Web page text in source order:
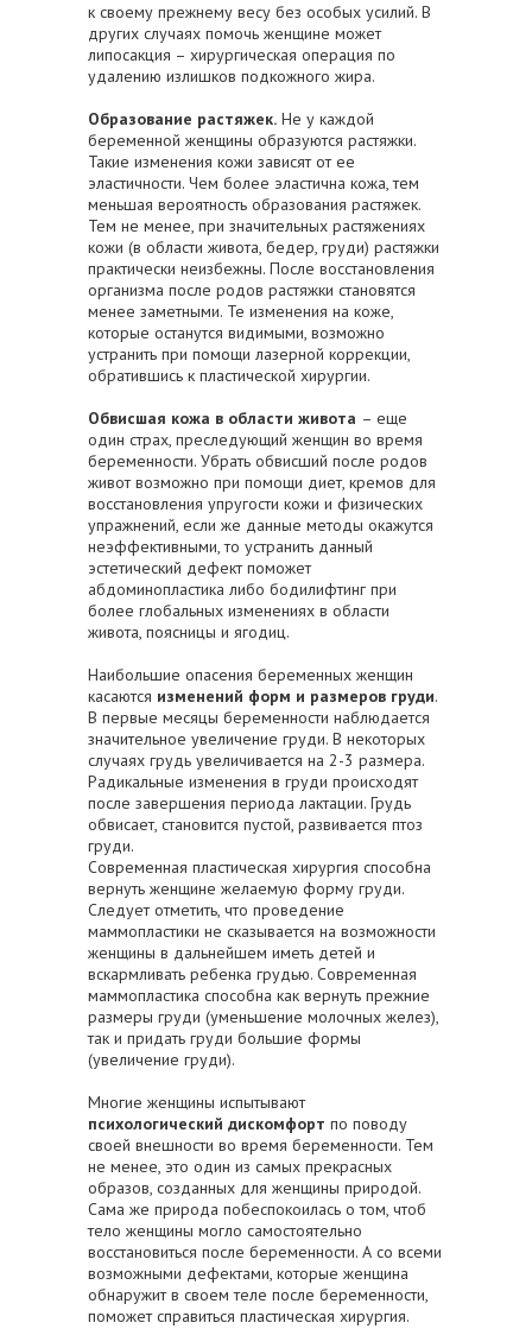
к своему прежнему весу без особых усилий. В
других случаях помочь женщине может
липосакция – хирургическая операция по
удалению излишков подкожного жира.
Образование растяжек. Не у каждой
беременной женщины образуются растяжки.
Такие изменения кожи зависят от ее
эластичности. Чем более эластична кожа, тем
меньшая вероятность образования растяжек.
Тем не менее, при значительных растяжениях
кожи (в области живота, бедер, груди) растяжки
практически неизбежны. После восстановления
организма после родов растяжки становятся
менее заметными. Те изменения на коже,
которые останутся видимыми, возможно
устранить при помощи лазерной коррекции,
обратившись к пластической хирургии.
Обвисшая кожа в области живота – еще
один страх, преследующий женщин во время
беременности. Убрать обвисший после родов
живот возможно при помощи диет, кремов для
восстановления упругости кожи и физических
упражнений, если же данные методы окажутся
неэффективными, то устранить данный
эстетический дефект поможет
абдоминопластика либо бодилифтинг при
более глобальных изменениях в области
живота, поясницы и ягодиц.
Наибольшие опасения беременных женщин
касаются изменений форм и размеров груди.
В первые месяцы беременности наблюдается
значительное увеличение груди. В некоторых
случаях грудь увеличивается на 2-3 размера.
Радикальные изменения в груди происходят
после завершения периода лактации. Грудь
обвисает, становится пустой, развивается птоз
груди.
Современная пластическая хирургия способна
вернуть женщине желаемую форму груди.
Следует отметить, что проведение
маммопластики не сказывается на возможности
женщины в дальнейшем иметь детей и
вскармливать ребенка грудью. Современная
маммопластика способна как вернуть прежние
размеры груди (уменьшение молочных желез),
так и придать груди большие формы
(увеличение груди).
Многие женщины испытывают
психологический дискомфорт по поводу
своей внешности во время беременности. Тем
не менее, это один из самых прекрасных
образов, созданных для женщины природой.
Сама же природа побеспокоилась о том, чтоб
тело женщины могло самостоятельно
восстановиться после беременности. А со всеми
возможными дефектами, которые женщина
обнаружит в своем теле после беременности,
поможет справиться пластическая хирургия.